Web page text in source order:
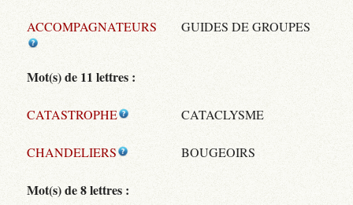
ACCOMPAGNATEURS GUIDES DE GROUPES
Mot(s) de 11 lettres :
CATASTROPHE CATACLYSME
CHANDELIERS BOUGEOIRS
Mot(s) de 8 lettres :